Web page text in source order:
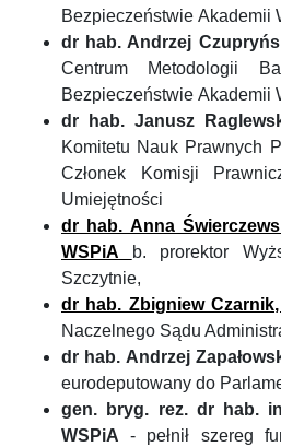
Bezpieczeństwie Akademii
dr hab. Andrzej
Centrum Metodologii
Bezpieczeństwie Akademii
dr hab. Janusz
Komitetu Nauk Prawnych
Członek Komisji
Umiejętności
dr hab. Anna
WSPiA
b. prorektor
Szczytnie,
dr hab. Zbigniew
Naczelnego Sądu
dr hab. Andrzej
eurodeputowany do
gen. bryg. rez. dr hab.
WSPiA - pełnił szereg